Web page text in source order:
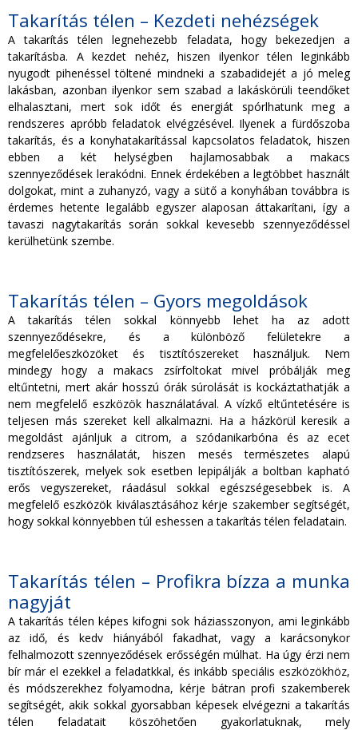
Takarítás télen – Kezdeti nehézségek
A takarítás télen legnehezebb feladata, hogy bekezedjen a
takarításba. A kezdet nehéz, hiszen ilyenkor télen leginkább
nyugodt pihenéssel töltené mindneki a szabadidejét a jó meleg
lakásban, azonban ilyenkor sem szabad a lakáskörüli teendőket
elhalasztani, mert sok időt és energiát spórlhatunk meg a
rendszeres apróbb feladatok elvégzésével. Ilyenek a fürdőszoba
takarítás, és a konyhatakarítással kapcsolatos feladatok, hiszen
ebben a két helységben hajlamosabbak a makacs
szennyeződések lerakódni. Ennek érdekében a legtöbbet használt
dolgokat, mint a zuhanyzó, vagy a sütő a konyhában továbbra is
érdemes hetente legalább egyszer alaposan áttakarítani, így a
tavaszi nagytakarítás során sokkal kevesebb szennyeződéssel
kerülhetünk szembe.
Takarítás télen – Gyors megoldások
A takarítás télen sokkal könnyebb lehet ha az adott
szennyeződésekre, és a különböző felületekre a
megfelelőeszközöket és tisztítószereket használjuk. Nem
mindegy hogy a makacs zsírfoltokat mivel próbálják meg
eltűntetni, mert akár hosszú órák súrolását is kockáztathatják a
nem megfelelő eszközök használatával. A vízkő eltűntetésére is
teljesen más szereket kell alkalmazni. Ha a házkörül keresik a
megoldást ajánljuk a citrom, a szódanikarbóna és az ecet
rendzseres használatát, hiszen mesés természetes alapú
tisztítószerek, melyek sok esetben lepipálják a boltban kapható
erős vegyszereket, ráadásul sokkal egészségesebbek is. A
megfelelő eszközök kiválasztásához kérje szakember segítségét,
hogy sokkal könnyebben túl eshessen a takarítás télen feladatain.
Takarítás télen – Profikra bízza a munka
nagyját
A takarítás télen képes kifogni sok háziasszonyon, ami leginkább
az idő, és kedv hiányából fakadhat, vagy a karácsonykor
felhalmozott szennyeződések erősségén múlhat. Ha úgy érzi nem
bír már el ezekkel a feladatkkal, és inkább speciális eszközökhöz,
és módszerekhez folyamodna, kérje bátran profi szakemberek
segítségét, akik sokkal gyorsabban képesek elvégezni a takarítás
télen feladatait köszöhetően gyakorlatuknak, mely